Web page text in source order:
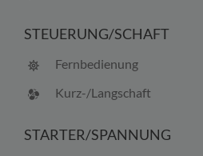
STEUERUNG/SCHAFT
Fernbedienung
Kurz-/Langschaft
STARTER/SPANNUNG